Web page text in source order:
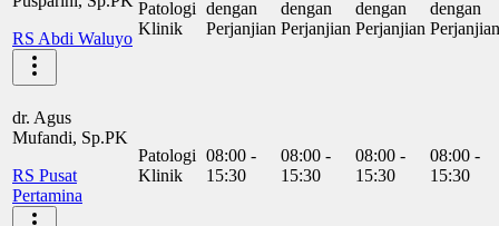
RS Abdi Waluyo
Patologi
Klinik
dengan
Perjanjian
dengan
Perjanjian
dengan
Perjanjian
dengan
Perjanjian
dr. Agus
Mufandi, Sp.PK
RS Pusat
Pertamina
Patologi
Klinik
08:00 -
15:30
08:00 -
15:30
08:00 -
15:30
08:00 -
15:30